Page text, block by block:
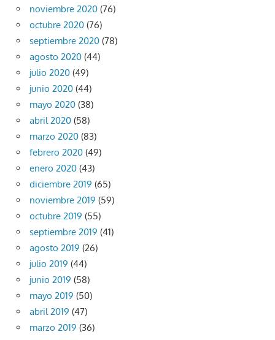
noviembre 2020 (76)
octubre 2020 (76)
septiembre 2020 (78)
agosto 2020 (44)
julio 2020 (49)
junio 2020 (44)
mayo 2020 (38)
abril 2020 (58)
marzo 2020 (83)
febrero 2020 (49)
enero 2020 (43)
diciembre 2019 (65)
noviembre 2019 (59)
octubre 2019 (55)
septiembre 2019 (41)
agosto 2019 (26)
julio 2019 (44)
junio 2019 (58)
mayo 2019 (50)
abril 2019 (47)
marzo 2019 (36)